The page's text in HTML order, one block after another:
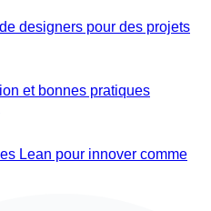
designers pour des projets
et bonnes pratiques
Lean pour innover comme